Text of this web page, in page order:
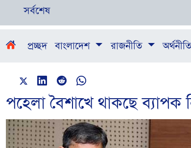
সর্বশেষ
প্রচ্ছদ বাংলাদেশ রাজনীতি
পহেলা বৈশাখে থাকছে ব্যাপক